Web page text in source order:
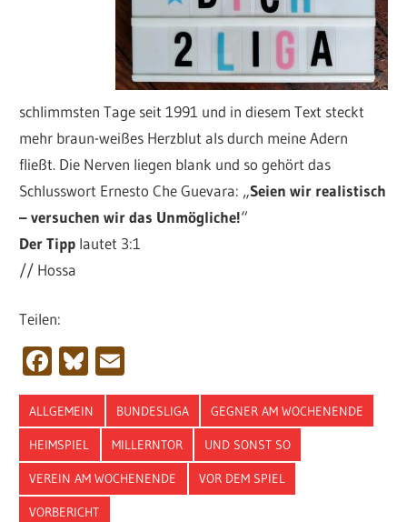
schlimmsten Tage seit 1991 und in diesem Text steckt
mehr braun-weißes Herzblut als durch meine Adern
fließt. Die Nerven liegen blank und so gehört das
Schlusswort Ernesto Che Guevara: „Seien wir realistisch
– versuchen wir das Unmögliche!“
Der Tipp lautet 3:1
// Hossa
Teilen:
Facebook
Bluesky
ALLGEMEIN BUNDESLIGA GEGNER AM WOCHENENDE
HEIMSPIEL MILLERNTOR UND SONST SO
VEREIN AM WOCHENENDE VOR DEM SPIEL
VORBERICHT